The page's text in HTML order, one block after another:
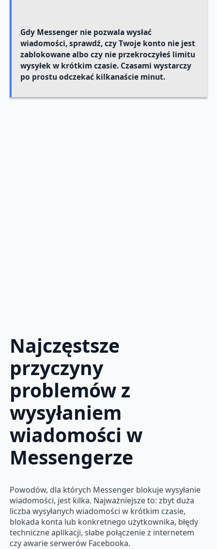
Gdy Messenger nie pozwala wysłać
wiadomości, sprawdź, czy Twoje konto nie jest
zablokowane albo czy nie przekroczyłeś limitu
wysyłek w krótkim czasie. Czasami wystarczy
po prostu odczekać kilkanaście minut.
Najczęstsze
przyczyny
problemów z
wysyłaniem
wiadomości w
Messengerze
Powodów, dla których Messenger blokuje wysyłanie
wiadomości, jest kilka. Najważniejsze to: zbyt duża
liczba wysyłanych wiadomości w krótkim czasie,
blokada konta lub konkretnego użytkownika, błędy
techniczne aplikacji, słabe połączenie z internetem
czy awarie serwerów Facebooka.